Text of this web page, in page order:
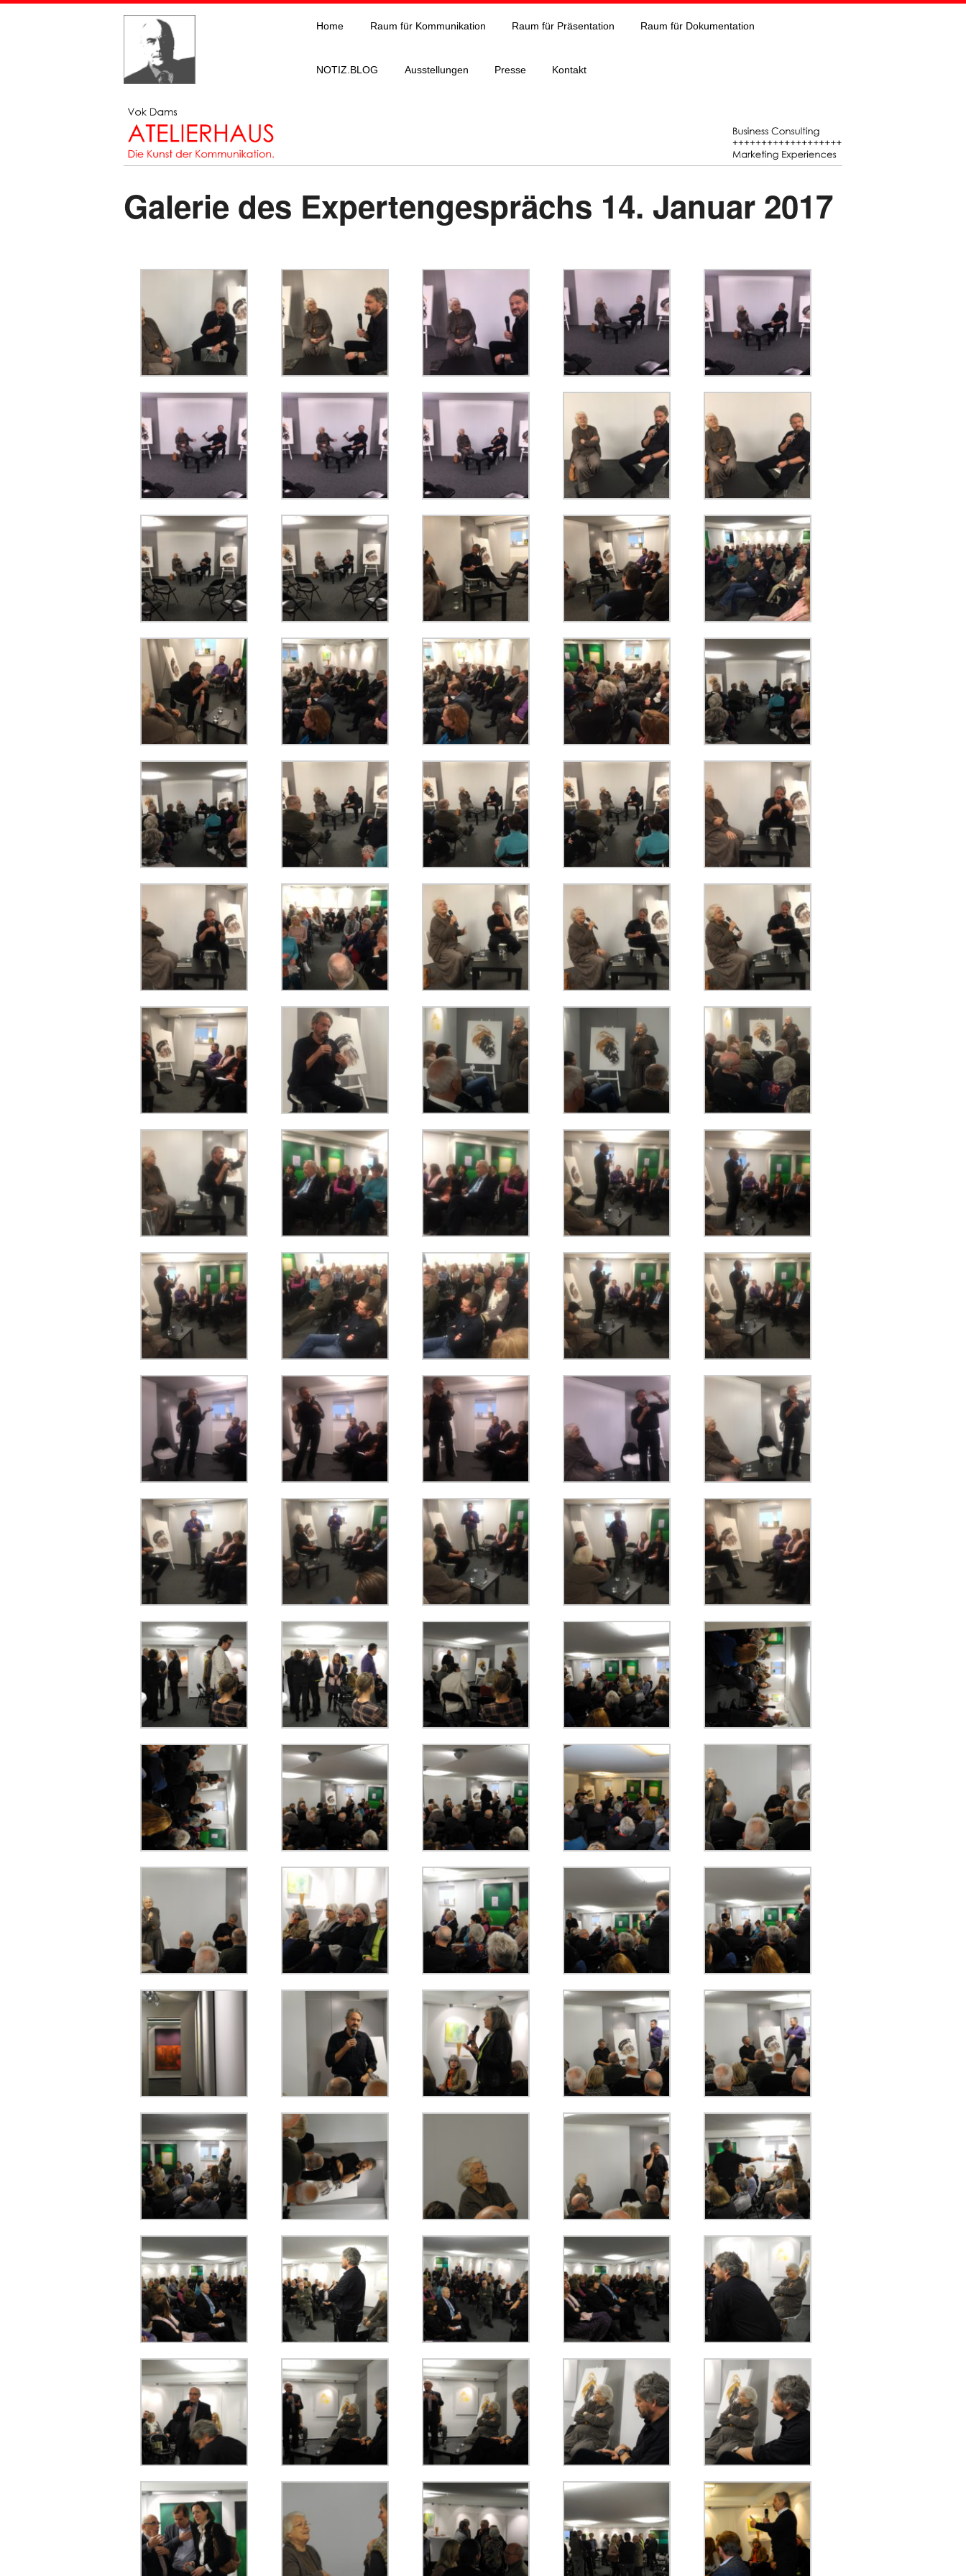
Home Raum für Kommunikation Raum für Präsentation Raum für Dokumentation
NOTIZ.BLOG Ausstellungen Presse Kontakt
Galerie des Expertengesprächs 14. Januar 2017